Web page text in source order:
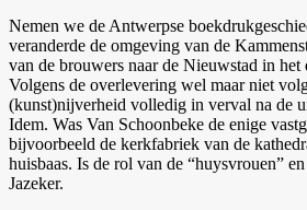
Nemen we de Antwerpse
veranderde de omgeving van de
van de brouwers naar de Nieuwstad in het
Volgens de overlevering wel maar niet
(kunst)nijverheid volledig in verval na de
Idem. Was Van Schoonbeke de enige
bijvoorbeeld de kerkfabriek van de
huisbaas. Is de rol van de “huysvrouen”
Jazeker.